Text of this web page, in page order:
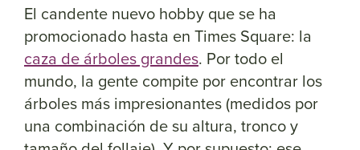
El candente nuevo hobby que se ha
promocionado hasta en Times Square: la
caza de árboles grandes. Por todo el
mundo, la gente compite por encontrar los
árboles más impresionantes (medidos por
una combinación de su altura, tronco y